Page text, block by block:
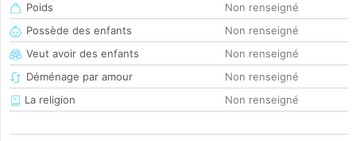
Poids
Non renseigné
Possède des enfants
Non renseigné
Veut avoir des enfants
Non renseigné
Déménage par amour
Non renseigné
La religion
Non renseigné